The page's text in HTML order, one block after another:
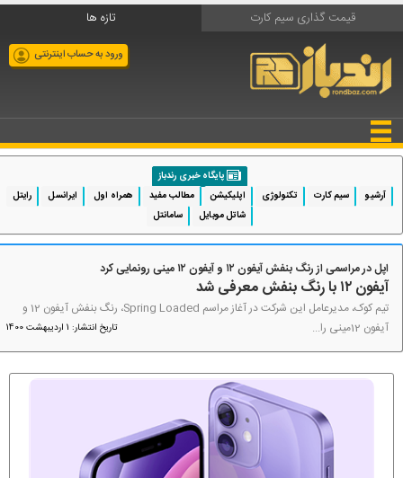
قیمت گذاری سیم کارت تازه ها
ورود به حساب اینترنتی
پایگاه خبری رندباز
آرشیو
سیم کارت تکنولوژی اپلیکیشن مطالب مفید همراه اول ایرانسل
رایتل
شاتل موبایل
سامانتل
اپل در مراسمی از رنگ بنفش آیفون ۱۲ و آیفون ۱۲ مینی رونمایی کرد
آیفون ۱۲ با رنگ بنفش معرفی شد
تیم کوک، مدیرعامل این شرکت در آغاز مراسم Spring Loaded، رنگ بنفش آیفون 12 و
آیفون 12مینی را...
تاریخ انتشار: 1 اردیبهشت 1400